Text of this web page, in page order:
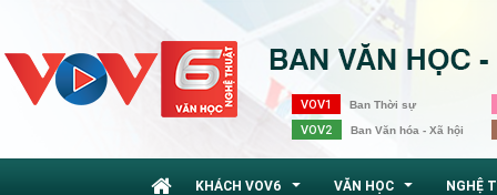
VOV1 Ban Thời sự
VOV2 Ban Văn hóa - Xã hội
KHÁCH VOV6 VĂN HỌC NGHỆ